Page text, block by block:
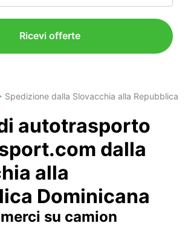
Ricevi offerte
Spedizione dalla Slovacchia alla Repubblica
autotrasporto
dalla
alla
Dominicana
su camion